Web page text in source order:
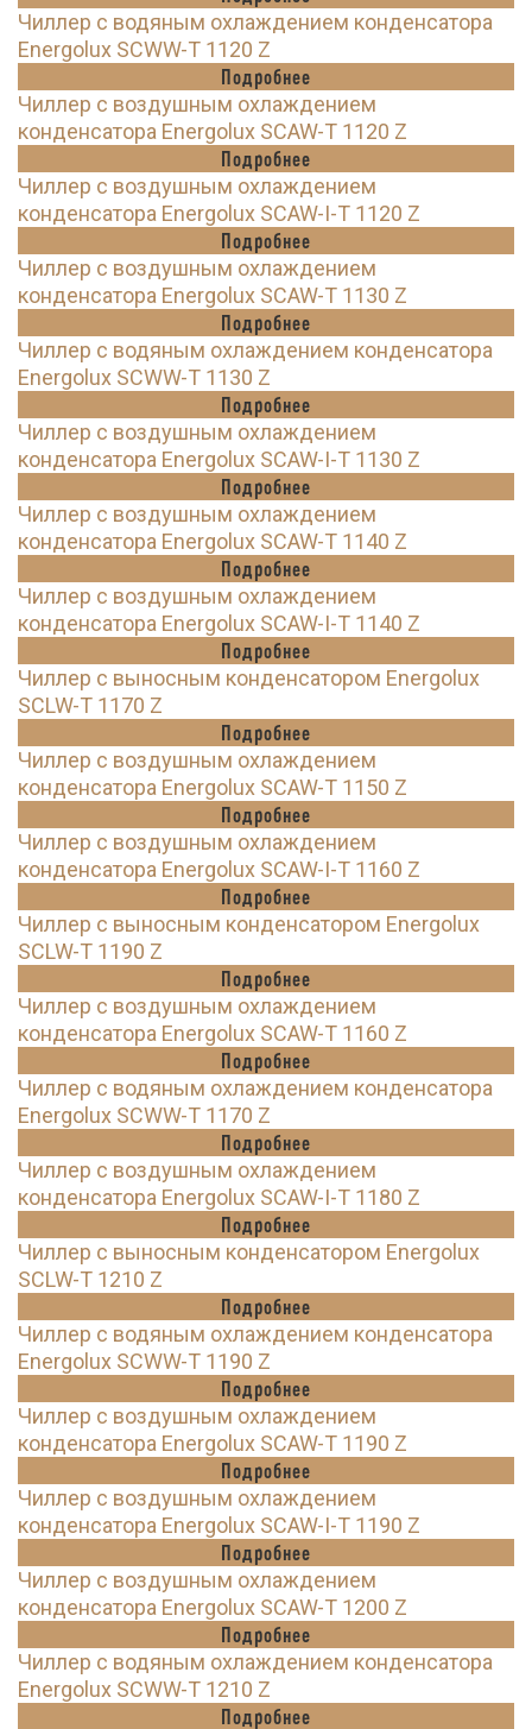
Чиллер с водяным охлаждением конденсатора
Energolux SCWW-T 1120 Z
Подробнее
Чиллер с воздушным охлаждением
конденсатора Energolux SCAW-T 1120 Z
Подробнее
Чиллер с воздушным охлаждением
конденсатора Energolux SCAW-I-T 1120 Z
Подробнее
Чиллер с воздушным охлаждением
конденсатора Energolux SCAW-T 1130 Z
Подробнее
Чиллер с водяным охлаждением конденсатора
Energolux SCWW-T 1130 Z
Подробнее
Чиллер с воздушным охлаждением
конденсатора Energolux SCAW-I-T 1130 Z
Подробнее
Чиллер с воздушным охлаждением
конденсатора Energolux SCAW-T 1140 Z
Подробнее
Чиллер с воздушным охлаждением
конденсатора Energolux SCAW-I-T 1140 Z
Подробнее
Чиллер с выносным конденсатором Energolux
SCLW-T 1170 Z
Подробнее
Чиллер с воздушным охлаждением
конденсатора Energolux SCAW-T 1150 Z
Подробнее
Чиллер с воздушным охлаждением
конденсатора Energolux SCAW-I-T 1160 Z
Подробнее
Чиллер с выносным конденсатором Energolux
SCLW-T 1190 Z
Подробнее
Чиллер с воздушным охлаждением
конденсатора Energolux SCAW-T 1160 Z
Подробнее
Чиллер с водяным охлаждением конденсатора
Energolux SCWW-T 1170 Z
Подробнее
Чиллер с воздушным охлаждением
конденсатора Energolux SCAW-I-T 1180 Z
Подробнее
Чиллер с выносным конденсатором Energolux
SCLW-T 1210 Z
Подробнее
Чиллер с водяным охлаждением конденсатора
Energolux SCWW-T 1190 Z
Подробнее
Чиллер с воздушным охлаждением
конденсатора Energolux SCAW-T 1190 Z
Подробнее
Чиллер с воздушным охлаждением
конденсатора Energolux SCAW-I-T 1190 Z
Подробнее
Чиллер с воздушным охлаждением
конденсатора Energolux SCAW-T 1200 Z
Подробнее
Чиллер с водяным охлаждением конденсатора
Energolux SCWW-T 1210 Z
Подробнее